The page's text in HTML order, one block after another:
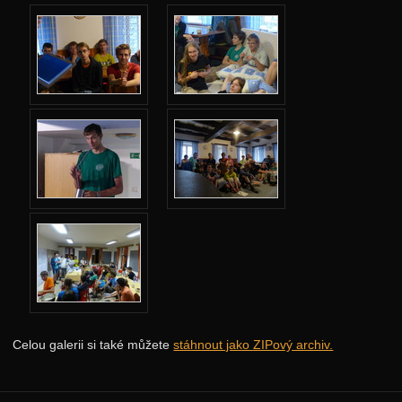
Celou galerii si také můžetestáhnout jako ZIPový archiv.
Jarní 2024
Podzimní 2023
Jarní 2023
Podzimní 2022
Jarní 2022
Podzimní 2021
Jarní 2021
Podzimní 2020
Jarní 2020
Podzimní 2019
Podzimní 2018